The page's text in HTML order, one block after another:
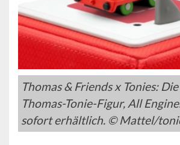
Thomas & Friends x Tonies:
Thomas-Tonie-Figur, All
sofort erhältlich. © Mattel/